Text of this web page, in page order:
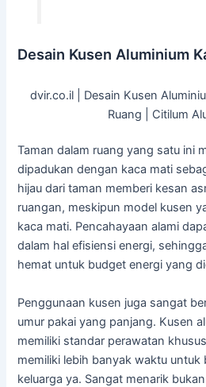
Desain Kusen Aluminium
dvir.co.il | Desain Kusen
Ruang | Citilum
Taman dalam ruang yang satu ini
dipadukan dengan kaca mati
hijau dari taman memberi kesan
ruangan, meskipun model kusen
kaca mati. Pencahayaan alami
dalam hal efisiensi energi,
hemat untuk budget energi yang
Penggunaan kusen juga sangat
umur pakai yang panjang. Kusen
memiliki standar perawatan
memiliki lebih banyak waktu untuk
keluarga ya. Sangat menarik